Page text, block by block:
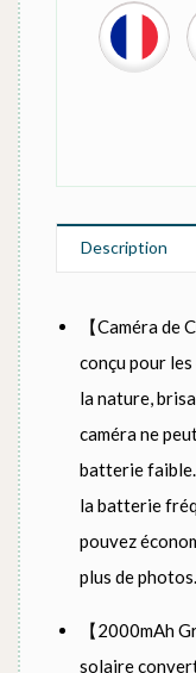
Description
【Caméra de
conçu pour
la nature,
caméra ne
batterie faible.
la batterie
pouvez
plus de photos.
【2000mAh
solaire